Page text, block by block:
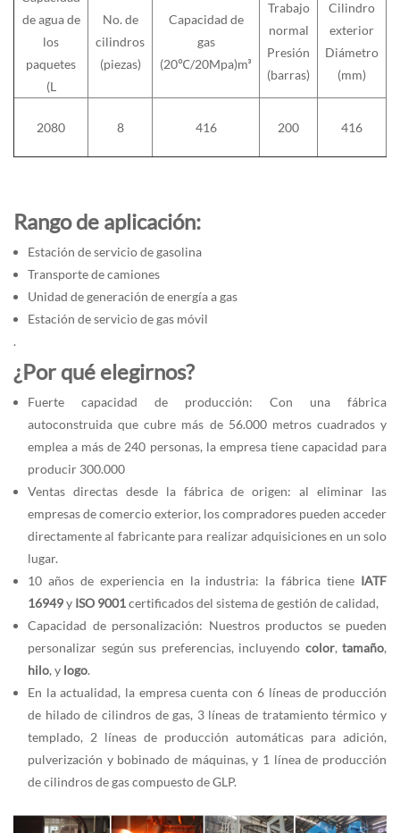
de agua de
los
paquetes
(L
No. de
cilindros
(piezas)
Capacidad de
gas
(20℃/20Mpa)m³
Trabajo
normal
Presión
(barras)
Cilindro
exterior
Diámetro
(mm)
2080 8 416 200 416
Rango de aplicación:
Estación de servicio de gasolina
Transporte de camiones
Unidad de generación de energía a gas
Estación de servicio de gas móvil
.
¿Por qué elegirnos?
Fuerte capacidad de producción: Con una fábrica
autoconstruida que cubre más de 56.000 metros cuadrados y
emplea a más de 240 personas, la empresa tiene capacidad para
producir 300.000
Ventas directas desde la fábrica de origen: al eliminar las
empresas de comercio exterior, los compradores pueden acceder
directamente al fabricante para realizar adquisiciones en un solo
lugar.
10 años de experiencia en la industria: la fábrica tiene IATF
16949y ISO 9001certificados del sistema de gestión de calidad,
Capacidad de personalización: Nuestros productos se pueden
personalizar según sus preferencias, incluyendo color, tamaño,
hilo, y logo.
En la actualidad, la empresa cuenta con 6 líneas de producción
de hilado de cilindros de gas, 3 líneas de tratamiento térmico y
templado, 2 líneas de producción automáticas para adición,
pulverización y bobinado de máquinas, y 1 línea de producción
de cilindros de gas compuesto de GLP.